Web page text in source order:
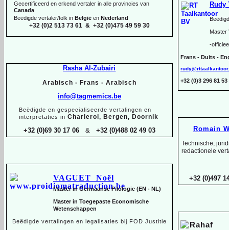
Rudy
Master
-
Frans - Duits -
+32 (0)3 296 81
Romain
Technische,
redactionele
+32 (0)497
Gecertificeerd en erkend vertaler in alle provincies van
Canada
Beëdigde vertaler/tolk in België en Nederland
+32 (0)2 513 73 61 & +32 (0)475 49 59 30
Rasha Al-Zubairi
Arabisch - Frans - Arabisch
info@tagmemics.be
Beëdigde en gespecialiseerde vertalingen en
interpretaties in Charleroi, Bergen, Doornik
+32 (0)69 30 17 06 & +32 (0)488 02 49 03
VAGUET Noël
Master in Germaanse Filologie (EN - NL)
Master in Toegepaste Economische
Wetenschappen
Beëdigde vertalingen en legalisaties bij FOD Justitie